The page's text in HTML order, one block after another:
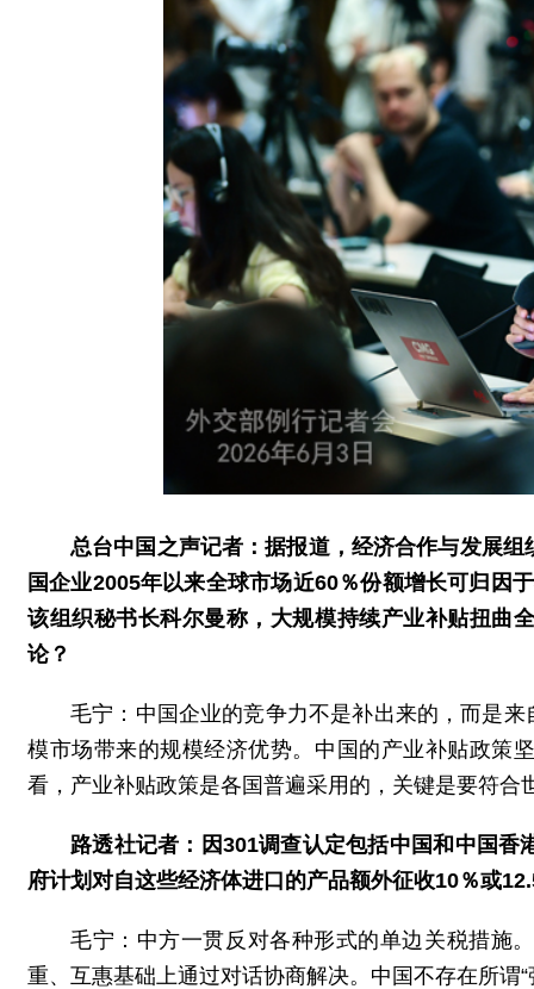
总台中国之声记者：据报道，经济合作与发展
国企业2005年以来全球市场近60％份额增长可归因
该组织秘书长科尔曼称，大规模持续产业补贴扭曲
论？
毛宁：中国企业的竞争力不是补出来的，而是
模市场带来的规模经济优势。中国的产业补贴政策
看，产业补贴政策是各国普遍采用的，关键是要符
路透社记者：因301调查认定包括中国和中国
府计划对自这些经济体进口的产品额外征收10％或
毛宁：中方一贯反对各种形式的单边关税措施
重、互惠基础上通过对话协商解决。中国不存在所谓